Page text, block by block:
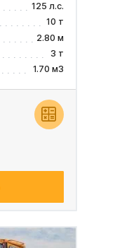
125 л.с.
10 т
2.80 м
3 т
1.70 м3